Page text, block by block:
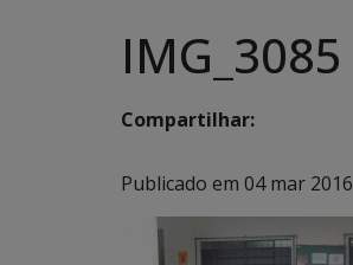
IMG_3085
Compartilhar:
Publicado em 04 mar 2016